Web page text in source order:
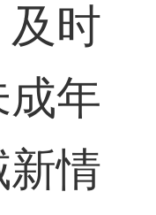
时
年
新情